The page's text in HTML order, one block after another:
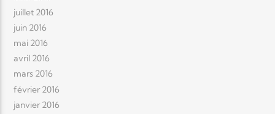
juillet 2016
juin 2016
mai 2016
avril 2016
mars 2016
février 2016
janvier 2016